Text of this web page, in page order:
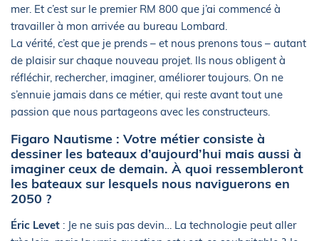
mer. Et c’est sur le premier RM 800 que j’ai commencé à
travailler à mon arrivée au bureau Lombard.
La vérité, c’est que je prends – et nous prenons tous – autant
de plaisir sur chaque nouveau projet. Ils nous obligent à
réfléchir, rechercher, imaginer, améliorer toujours. On ne
s’ennuie jamais dans ce métier, qui reste avant tout une
passion que nous partageons avec les constructeurs.
Figaro Nautisme : Votre métier consiste à
dessiner les bateaux d’aujourd’hui mais aussi à
imaginer ceux de demain. À quoi ressembleront
les bateaux sur lesquels nous naviguerons en
2050 ?
Éric Levet : Je ne suis pas devin… La technologie peut aller